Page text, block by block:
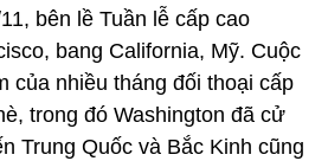
bên lề Tuần lễ cấp cao
bang California, Mỹ. Cuộc
của nhiều tháng đối thoại cấp
trong đó Washington đã cử
Trung Quốc và Bắc Kinh cũng